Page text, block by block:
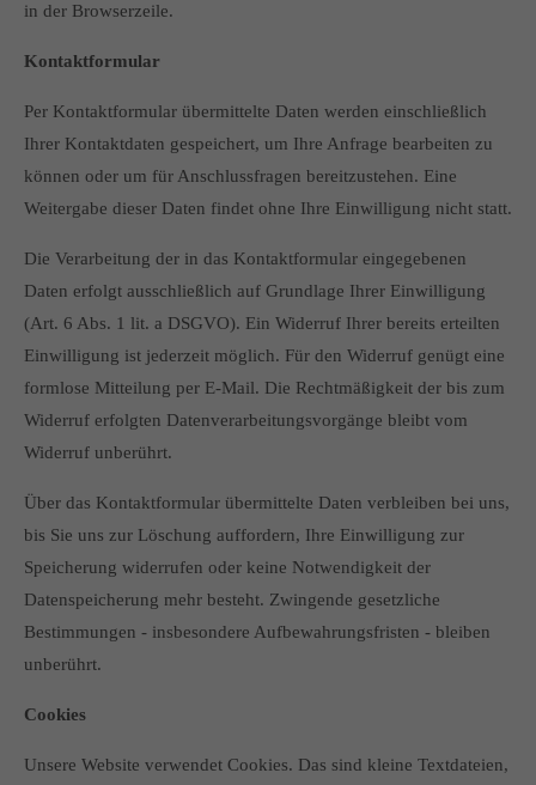
in der Browserzeile.
Kontaktformular
Per Kontaktformular übermittelte Daten werden einschließlich
Ihrer Kontaktdaten gespeichert, um Ihre Anfrage bearbeiten zu
können oder um für Anschlussfragen bereitzustehen. Eine
Weitergabe dieser Daten findet ohne Ihre Einwilligung nicht statt.
Die Verarbeitung der in das Kontaktformular eingegebenen
Daten erfolgt ausschließlich auf Grundlage Ihrer Einwilligung
(Art. 6 Abs. 1 lit. a DSGVO). Ein Widerruf Ihrer bereits erteilten
Einwilligung ist jederzeit möglich. Für den Widerruf genügt eine
formlose Mitteilung per E-Mail. Die Rechtmäßigkeit der bis zum
Widerruf erfolgten Datenverarbeitungsvorgänge bleibt vom
Widerruf unberührt.
Über das Kontaktformular übermittelte Daten verbleiben bei uns,
bis Sie uns zur Löschung auffordern, Ihre Einwilligung zur
Speicherung widerrufen oder keine Notwendigkeit der
Datenspeicherung mehr besteht. Zwingende gesetzliche
Bestimmungen - insbesondere Aufbewahrungsfristen - bleiben
unberührt.
Cookies
Unsere Website verwendet Cookies. Das sind kleine Textdateien,